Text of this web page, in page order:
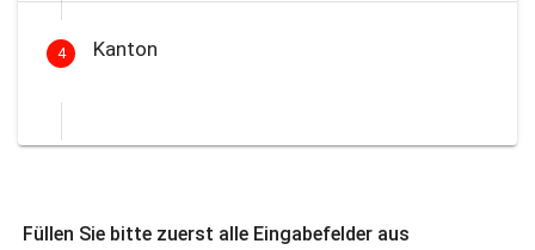
4 Kanton
Füllen Sie bitte zuerst alle Eingabefelder aus